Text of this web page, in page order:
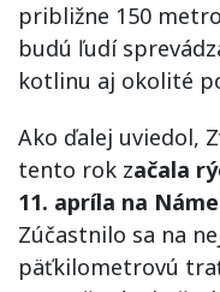
približne 150
budú ľudí
kotlinu aj okolité
Ako ďalej uviedol,
tento rok začala
11. apríla na
Zúčastnilo sa na
päťkilometrovú